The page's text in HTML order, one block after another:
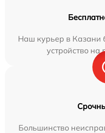
Наш курьер в Казани
устройство на
Большинство